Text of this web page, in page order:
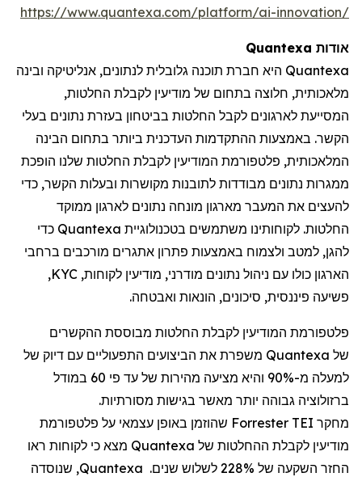
https://www.quantexa.com/platform/ai-innovation/
אודות Quantexa
Quantexa היא חברת תוכנה גלובלית לנתונים, אנליטיקה ובינה
מלאכותית, חלוצה בתחום של מודיעין לקבלת החלטות,
המסייעת לארגונים לקבל החלטות בביטחון בעזרת נתונים בעלי
הקשר. באמצעות ההתקדמות העדכנית ביותר בתחום הבינה
המלאכותית, פלטפורמת המודיעין לקבלת החלטות שלנו הופכת
ממגרות נתונים מבודדות לתובנות מקושרות ובעלות הקשר, כדי
להעצים את המעבר מארגון מונחה נתונים לארגון ממוקד
החלטות. לקוחותינו משתמשים בטכנולוגיית Quantexa כדי
להגן, למטב ולצמוח באמצעות פתרון אתגרים מורכבים ברחבי
הארגון כולו עם ניהול נתונים מודרני, מודיעין לקוחות, KYC
,
פשיעה פיננסית, סיכונים, הונאות ואבטחה.
פלטפורמת המודיעין לקבלת החלטות מבוססת ההקשרים
של Quantexa משפרת את הביצועים התפעוליים עם דיוק של
למעלה מ-90% והיא מציעה מהירות של עד פי 60 במודל
ברזולוציה גבוהה יותר מאשר בגישות מסורתיות.
מחקר Forrester TEI שהוזמן באופן עצמאי על פלטפורמת
מודיעין לקבלת ההחלטות של Quantexa מצא כי לקוחות ראו
החזר השקעה של 228% לשלוש שנים.
Quantexa, שנוסדה